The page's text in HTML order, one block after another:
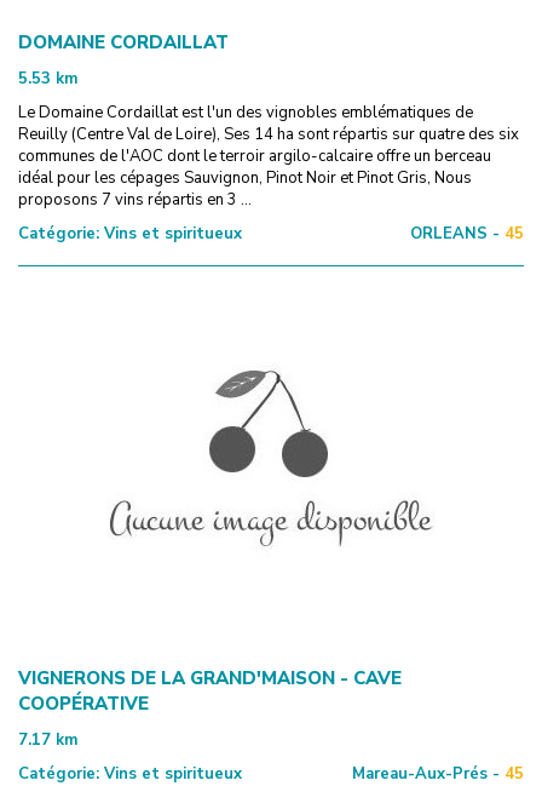
DOMAINE CORDAILLAT
5.53 km
Le Domaine Cordaillat est l'un des vignobles emblématiques de
Reuilly (Centre Val de Loire), Ses 14 ha sont répartis sur quatre des six
communes de l'AOC dont le terroir argilo-calcaire offre un berceau
idéal pour les cépages Sauvignon, Pinot Noir et Pinot Gris, Nous
proposons 7 vins répartis en 3 ...
Catégorie: Vins et spiritueux ORLEANS - 45
VIGNERONS DE LA GRAND'MAISON - CAVE
COOPÉRATIVE
7.17 km
Catégorie: Vins et spiritueux Mareau-Aux-Prés - 45